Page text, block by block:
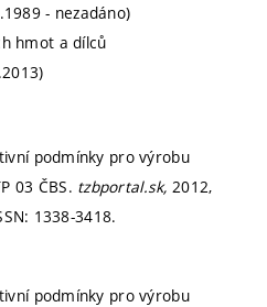
- nezadáno)
hmot a dílců
podmínky pro výrobu
03 ČBS. tzbportal.sk, 2012,
1338-3418.
podmínky pro výrobu